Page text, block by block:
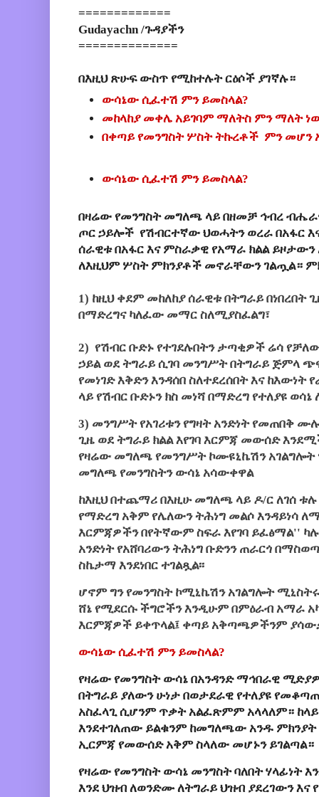
=============
Gudayachn /ጉዳያችን
==============
በእዚህ ጽሁፍ ውስጥ የሚከተሉት ርዕሶች ያገኛሉ።
ውሳኔው ሲፈተሽ ምን ይመስላል?
መከላከያ መቀሌ አይገባም ማለትስ ምን ማለት
በቀጣይ የመንግስት ሦስት ትኩረቶች ምን መሆን
ውሳኔው ሲፈተሽ ምን ይመስላል?
በዛሬው የመንግስት መግለጫ ላይ በዘመቻ ኅብረ
ጦር ኃይሎች የሽብርተኛው ህወሓትን ወረራ በአፋር
ሰራዊቱ በአፋር እና ምስራቃዊ የአማራ ክልል
ለእዚህም ሦስት ምክንያቶች መኖራቸውን ገልጧል።
1) ከዚህ ቀደም መከለከያ ሰራዊቱ በትግራይ በነበረበት
በማድረግና ካለፈው መማር ስለሚያስፈልግ፣
2) የሽብር ቡድኑ የተገደሉበትን ታጣቂዎች ሬሳ
ኃይል ወደ ትግራይ ሲገባ መንግሥት በትግራይ ጅምላ
የመነገድ እቅድን እንዳሰበ ስለተደረሰበት እና
ላይ የሽብር ቡድኑን ክስ መነሻ በማድረግ የተለያዩ ወሳኔ
3) መንግሥት የአገሪቱን የግዛት አንድነት የመጠበቅ
ጊዜ ወደ ትግራይ ክልል እየገባ እርምጃ መውሰድ
የዛሬው መግለጫ የመንግሥት ኮሙዩኒኬሽን አገልግሎት
መግለጫ የመንግስትን ውሳኔ አሳውቀዋል
ከእዚህ በተጨማሪ በእዚሁ መግለጫ ላይ ዶ/ር ለገሰ
የማድረግ አቅም የሌለውን ትሕነግ መልሶ እንዳይነሳ
እርምጃዎችን በየትኛውም ስፍራ እየገባ ይፈፅማል''
አንድነት የአሸባሪውን ትሕነግ ቡድንን ጠራርጎ
ስኬታማ እንደነበር ተገልጿል፡፡
ሆኖም ግን የመንግስት ኮሚኒኬሽን አገልግሎት
ሸኔ የሚደርሱ ችግሮችን እንዲሁም በምዕራብ አማራ
እርምጃዎች ይቀጥላል፤ ቀጣይ አቅጣጫዎችንም
ውሳኔው ሲፈተሽ ምን ይመስላል?
የዛሬው የመንግስት ውሳኔ በአንዳንድ ማኅበራዊ
በትግራይ ያለውን ሁነታ በወታደራዊ የተለያዩ
አስፈላጊ ሲሆንም ጥቃት አልፈጽምም አላላለም።
እንደተገለጠው ይልቁንም ከመግለጫው አንዱ ምክንያት
ኢርምጃ የመውሰድ አቅም ስላለው መሆኑን ይገልጣል።
የዛሬው የመንግስት ውሳኔ መንግስት ባለበት ሃላፊነት
እንደ ህዝብ ለወንድሙ ለትግራይ ህዝብ ያደረገውን እና